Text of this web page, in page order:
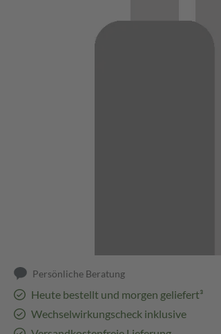
Persönliche Beratung
Heute bestellt und morgen geliefert³
Wechselwirkungscheck inklusive